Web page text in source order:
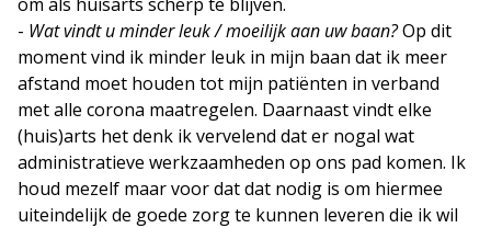
- Wat vindt u minder leuk / moeilijk aan uw baan?Op dit
moment vind ik minder leuk in mijn baan dat ik meer
afstand moet houden tot mijn patiënten in verband
met alle corona maatregelen. Daarnaast vindt elke
(huis)arts het denk ik vervelend dat er nogal wat
administratieve werkzaamheden op ons pad komen. Ik
houd mezelf maar voor dat dat nodig is om hiermee
uiteindelijk de goede zorg te kunnen leveren die ik wil